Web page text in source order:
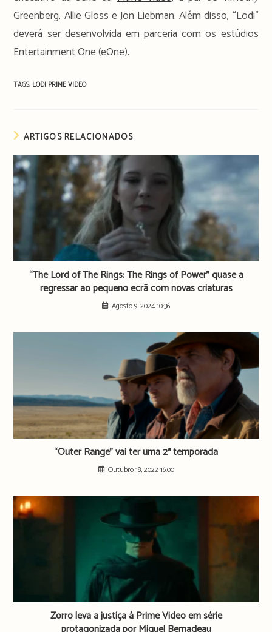
Greenberg, Allie Gloss e Jon Liebman. Além disso, “Lodi”
deverá ser desenvolvida em parceria com os estúdios
Entertainment One (eOne).
TAGS: LODI PRIME VIDEO
ARTIGOS RELACIONADOS
“The Lord of The Rings: The Rings of Power” quase a
regressar ao pequeno ecrã com novas criaturas
Agosto 9, 2024 10:36
“Outer Range” vai ter uma 2ª temporada
Outubro 18, 2022 16:00
Zorro leva a justiça à Prime Video em série